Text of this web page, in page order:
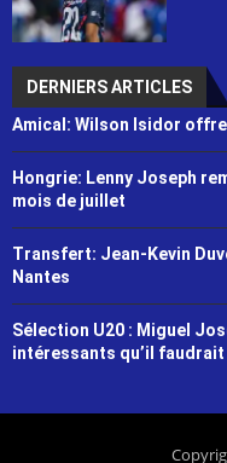
DERNIERS ARTICLES
Amical: Wilson Isidor
Hongrie: Lenny Joseph
mois de juillet
Transfert: Jean-Kevin
Nantes
Sélection U20 : Miguel
intéressants qu’il